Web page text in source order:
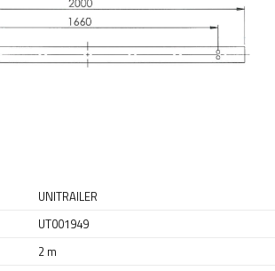
UNITRAILER
UT001949
2 m